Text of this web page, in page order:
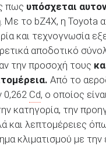
πως υπόσχεται
. Με το bZ4X, η Toyota
και τεχνογνωσία
αποδοτικό
την προσοχή τους
Από το
0,262 Cd, ο οποίος
κατηγορία, την
και λεπτομέρειες
κλιματισμού με την